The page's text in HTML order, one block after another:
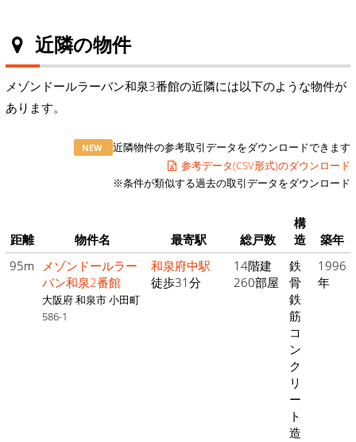
近隣の物件
メゾンドールラーバン和泉3番館の近隣には以下のような物件が
あります。
NEW
近隣物件の参考取引データをダウンロードできます
参考データ(CSV形式)のダウンロード
※条件が類似する過去の取引データをダウンロード
距離 物件名 最寄駅 総戸数
構
造
築年
95m
メゾンドールラー
バン和泉2番館
大阪府 和泉市 小田町
586-1
和泉府中駅
徒歩31分
14階建
260部屋
鉄
骨
鉄
筋
コ
ン
ク
リ
ー
ト
造
1996
年